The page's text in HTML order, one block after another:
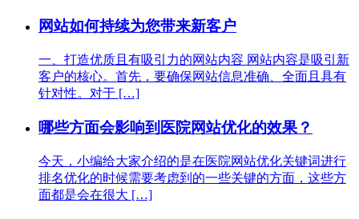
网站如何持续为您带来新客户
一、打造优质且有吸引力的网站内容 网站内容是吸引新
客户的核心。首先，要确保网站信息准确、全面且具有
针对性。对于 […]
哪些方面会影响到医院网站优化的效果？
今天，小编给大家介绍的是在医院网站优化关键词进行
排名优化的时候需要考虑到的一些关键的方面，这些方
面都是会在很大 […]